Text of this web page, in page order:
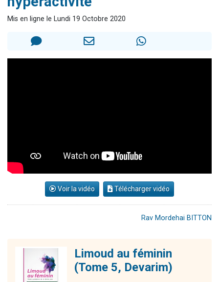
Dovan vient de donner son Maasser
Mis en ligne le Lundi 19 Octobre 2020
Voir la vidéo Télécharger vidéo
Rav Mordehai BITTON
Limoud au féminin
(Tome 5, Devarim)